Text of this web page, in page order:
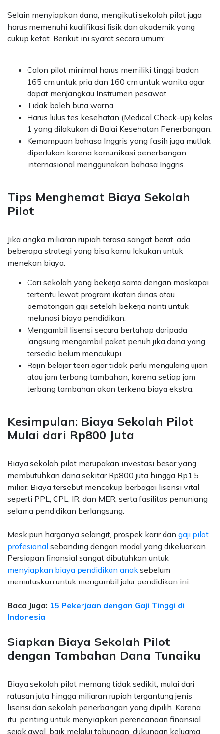
Selain menyiapkan dana, mengikuti sekolah pilot juga
harus memenuhi kualifikasi fisik dan akademik yang
cukup ketat. Berikut ini syarat secara umum:
Calon pilot minimal harus memiliki tinggi badan
165 cm untuk pria dan 160 cm untuk wanita agar
dapat menjangkau instrumen pesawat.
Tidak boleh buta warna.
Harus lulus tes kesehatan (Medical Check-up) kelas
1 yang dilakukan di Balai Kesehatan Penerbangan.
Kemampuan bahasa Inggris yang fasih juga mutlak
diperlukan karena komunikasi penerbangan
internasional menggunakan bahasa Inggris.
Tips Menghemat Biaya Sekolah
Pilot
Jika angka miliaran rupiah terasa sangat berat, ada
beberapa strategi yang bisa kamu lakukan untuk
menekan biaya.
Cari sekolah yang bekerja sama dengan maskapai
tertentu lewat program ikatan dinas atau
pemotongan gaji setelah bekerja nanti untuk
melunasi biaya pendidikan.
Mengambil lisensi secara bertahap daripada
langsung mengambil paket penuh jika dana yang
tersedia belum mencukupi.
Rajin belajar teori agar tidak perlu mengulang ujian
atau jam terbang tambahan, karena setiap jam
terbang tambahan akan terkena biaya ekstra.
Kesimpulan: Biaya Sekolah Pilot
Mulai dari Rp800 Juta
Biaya sekolah pilot merupakan investasi besar yang
membutuhkan dana sekitar Rp800 juta hingga Rp1,5
miliar. Biaya tersebut mencakup berbagai lisensi vital
seperti PPL, CPL, IR, dan MER, serta fasilitas penunjang
selama pendidikan berlangsung.
Meskipun harganya selangit, prospek karir dan gaji pilot
profesional sebanding dengan modal yang dikeluarkan.
Persiapan finansial sangat dibutuhkan untuk
menyiapkan biaya pendidikan anak sebelum
memutuskan untuk mengambil jalur pendidikan ini.
Baca Juga: 15 Pekerjaan dengan Gaji Tinggi di
Indonesia
Siapkan Biaya Sekolah Pilot
dengan Tambahan Dana Tunaiku
Biaya sekolah pilot memang tidak sedikit, mulai dari
ratusan juta hingga miliaran rupiah tergantung jenis
lisensi dan sekolah penerbangan yang dipilih. Karena
itu, penting untuk menyiapkan perencanaan finansial
sejak awal, baik melalui tabungan, dukungan keluarga,